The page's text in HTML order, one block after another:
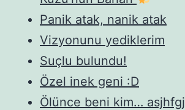
Panik atak, nanik atak
Vizyonunu yediklerim
Suçlu bulundu!
Özel inek geni :D
Ölünce beni kim… asjhfgj